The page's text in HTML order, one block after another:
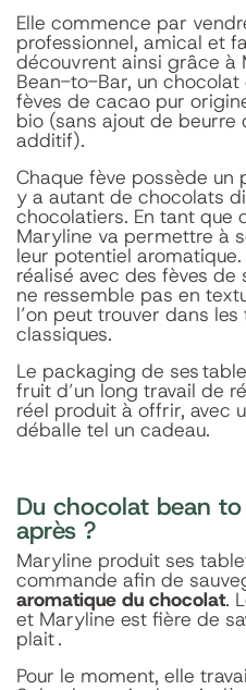
Elle commence par
professionnel, amical et
découvrent ainsi grâce à
Bean-to-Bar, un
fèves de cacao pur
bio (sans ajout de beurre
additif).
Chaque fève possède un
y a autant de chocolats
chocolatiers. En tant que
Maryline va permettre à
leur potentiel
réalisé avec des fèves
ne ressemble pas en
l’on peut trouver dans
classiques.
Le packaging de ses
fruit d’un long travail de
réel produit à offrir, avec
déballe tel un cadeau.
Du chocolat bean
après ?
Maryline produit ses
commande afin de
aromatique du chocolat.
et Maryline est fière de
plait .
Pour le moment, elle